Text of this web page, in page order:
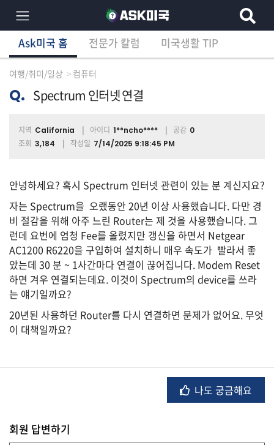
×
분
별
상
담
체
이
민/
비
자
법
률
산
Ask미국 홈 전문가 칼럼 미국생활 TIP
Ask미국 홈 전문가 칼럼 미국생활 TIP
여행/취미/일상 컴퓨터
Q. Spectrum 인터넷 연결
지역 California 아이디 1**ncho**** 공감 0
조회 3,184 작성일 7/14/2025 9:18:45 PM
안녕하세요? 혹시 Spectrum 인터넷 관련이 있는 분 계신지요?
자는 Spectrum을 오랬동안 20년 이상 사용했습니다. 다만 경
비 절감을 위해 아주 느린 Router는 제 것을 사용했습니다. 그
런데 요번에 엄청 Fee를 올렸지만 갱신을 하면서 Netgear
AC1200 R6220을 구입하여 설치하니 매우 속도가 빨라서 좋
았는데 30 분 ~ 1사간마다 연결이 끊어집니다. Modem Reset
하면 겨우 연결되는데요. 이것이 Spectrum의 device를 쓰라
는 얘기일까요?
20년된 사용하던 Router를 다시 연결하면 문제가 없어요. 무엇
이 대책일까요?
나도 궁금해요
회원 답변하기